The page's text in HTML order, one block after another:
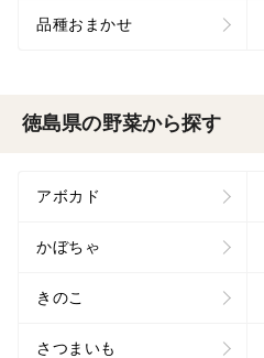
品種おまかせ
徳島県の野菜から探す
アボカド
かぼちゃ
きのこ
さつまいも